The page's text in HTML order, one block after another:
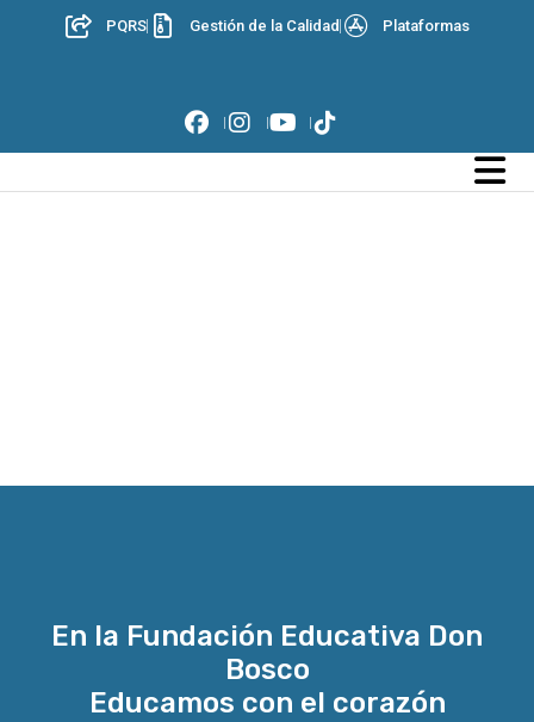
PQRS Gestión de la Calidad Plataformas
En la Fundación Educativa Don
Bosco
Educamos con el corazón